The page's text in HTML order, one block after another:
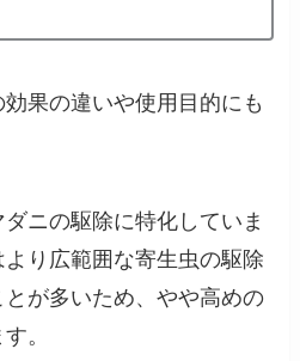
果の違いや使用目的にも
ニの駆除に特化していま
り広範囲な寄生虫の駆除
が多いため、やや高めの
。